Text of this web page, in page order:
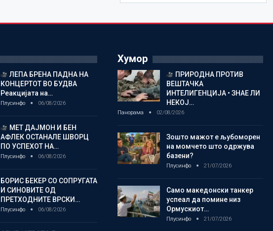
ЛЕПА БРЕНА ПАДНА НА
КОНЦЕРТОТ ВО БУДВА
Реакцијата на…
Плусинфо 06/08/2026
МЕТ ДАЈМОН И БЕН
АФЛЕК ОСТАНАЛЕ ШВОРЦ
ПО УСПЕХОТ НА…
Плусинфо 06/08/2026
БОРИС БЕКЕР СО СОПРУГАТА
И СИНОВИТЕ ОД
ПРЕТХОДНИТЕ ВРСКИ…
Плусинфо 06/08/2026
Хумор
ПРИРОДНА ПРОТИВ
ВЕШТАЧКА
ИНТЕЛИГЕНЦИЈА • ЗНАЕ ЛИ
НЕКОЈ…
Панорама 02/08/2026
Зошто мажот е љубоморен
на момчето што одржува
базени?
Плусинфо 21/07/2026
Само македонски танкер
успеал да помине низ
Ормускиот…
Плусинфо 21/07/2026